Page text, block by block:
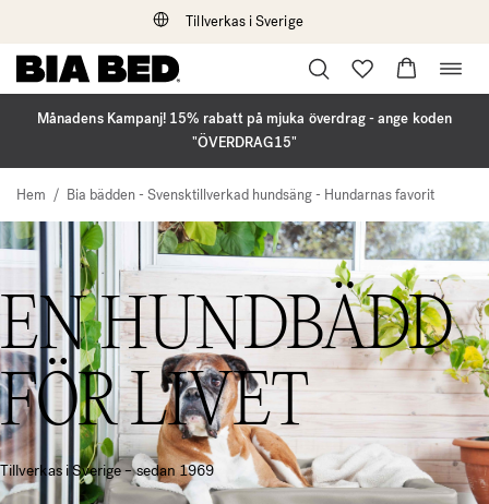
Tillverkas i Sverige
Hoppa
till
innehåll
Månadens Kampanj! 15% rabatt på mjuka överdrag - ange koden
"ÖVERDRAG15"
Hem / Bia bädden - Svensktillverkad hundsäng - Hundarnas favorit
EN HUNDBÄDD
FÖR LIVET
Tillverkas i Sverige – sedan 1969